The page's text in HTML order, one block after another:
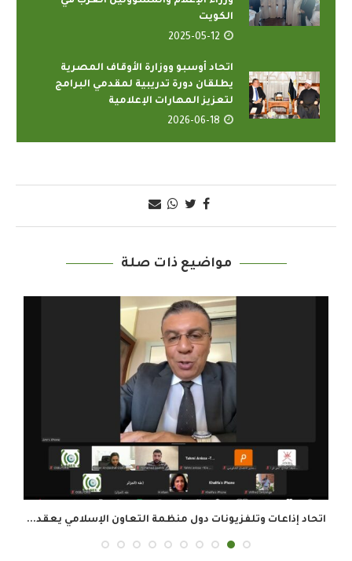
الكويت
2025-05-12
اتحاد أوسبو ووزارة الأوقاف المصرية
يطلقان دورة تدريبية لمقدمي البرامج
لتعزيز المهارات الإعلامية
2026-06-18
مواضيع ذات صلة
اتحاد إذاعات وتلفزيونات دول منظمة التعاون الإسلامي يعقد...